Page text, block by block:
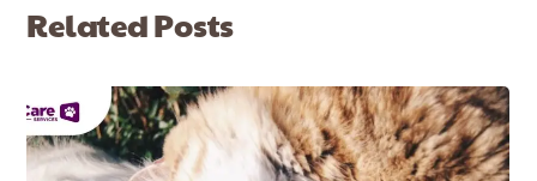
Related Posts